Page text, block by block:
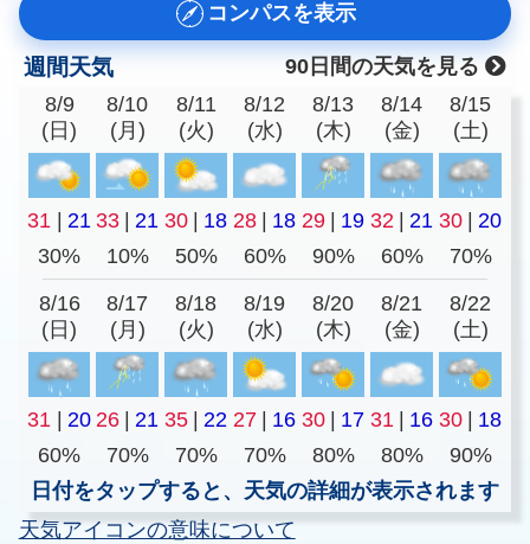
コンパスを表示
週間天気
90日間の天気を見る
8/9
(日)
8/10
(月)
8/11
(火)
8/12
(水)
8/13
(木)
8/14
(金)
8/15
(土)
31 | 21 33 | 21 30 | 18 28 | 18 29 | 19 32 | 21 30 | 20
30%
10% 50% 60% 90% 60% 70%
8/16
(日)
8/17
(月)
8/18
(火)
8/19
(水)
8/20
(木)
8/21
(金)
8/22
(土)
31 | 20 26 | 21 35 | 22 27 | 16 30 | 17 31 | 16 30 | 18
60%
70% 70% 70% 80% 80%
90%
日付をタップすると、天気の詳細が表示されます
天気アイコンの意味について